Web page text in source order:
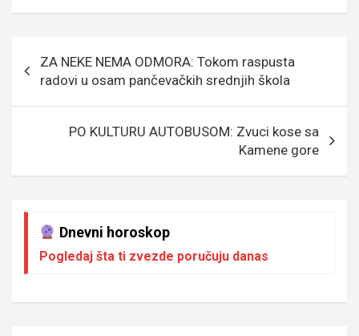
o
o
k
g
e
g
er
p
p
чланка
ZA NEKE NEMA ODMORA: Tokom raspusta
radovi u osam pančevačkih srednjih škola
PO KULTURU AUTOBUSOM: Zvuci kose sa
Kamene gore
Dnevni horoskop
Pogledaj šta ti zvezde poručuju danas